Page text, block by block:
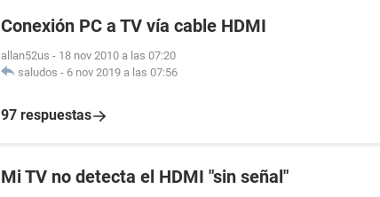
Conexión PC a TV vía cable HDMI
allan52us - 18 nov 2010 a las 07:20
saludos - 6 nov 2019 a las 07:56
97 respuestas
Mi TV no detecta el HDMI "sin señal"